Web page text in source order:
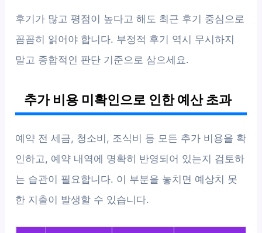
후기가 많고 평점이 높다고 해도 최근 후기 중심으로
꼼꼼히 읽어야 합니다. 부정적 후기 역시 무시하지
말고 종합적인 판단 기준으로 삼으세요.
추가 비용 미확인으로 인한 예산 초과
예약 전 세금, 청소비, 조식비 등 모든 추가 비용을 확
인하고, 예약 내역에 명확히 반영되어 있는지 검토하
는 습관이 필요합니다. 이 부분을 놓치면 예상치 못
한 지출이 발생할 수 있습니다.